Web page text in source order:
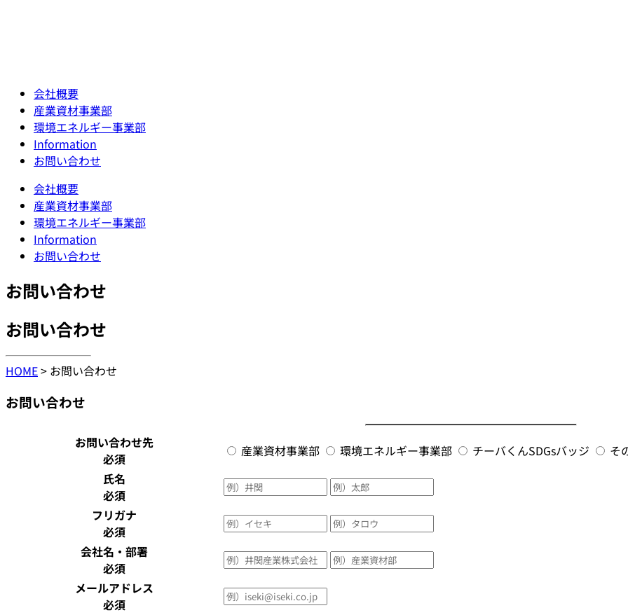
会社概要
産業資材事業部
環境エネルギー事業部
Information
お問い合わせ
会社概要
産業資材事業部
環境エネルギー事業部
Information
お問い合わせ
お問い合わせ
お問い合わせ
HOME> お問い合わせ
お問い合わせ
お問い合わせ先
必須
産業資材事業部 環境エネルギー事業部 チーバくんSDGsバッジ
そ
氏名
必須
フリガナ
必須
会社名・部署
必須
メールアドレス
必須